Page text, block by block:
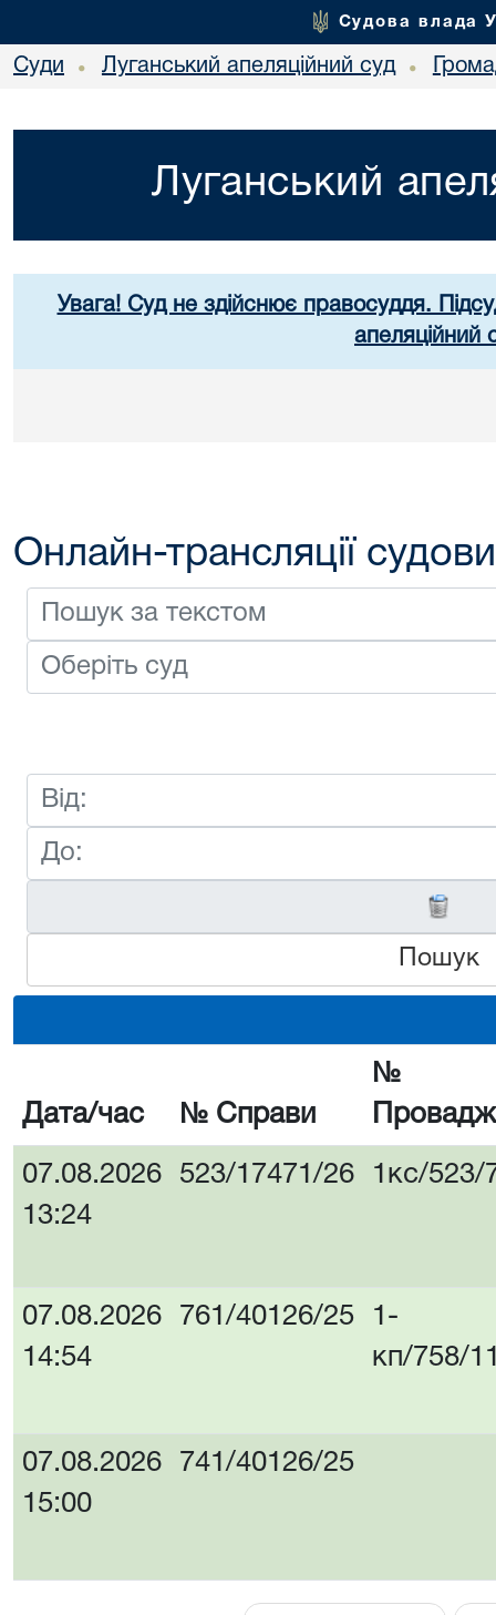
Судова влада
Суди • Луганський апеляційний суд •
Луганський
Увага! Суд не здійснює правосуддя.
апеляційний
Онлайн-трансляції
Пошук
Дата/час № Справи
№
07.08.2026
13:24
523/17471/26 1кс/523/
07.08.2026
14:54
761/40126/25
1-
кп/758/
07.08.2026
15:00
741/40126/25